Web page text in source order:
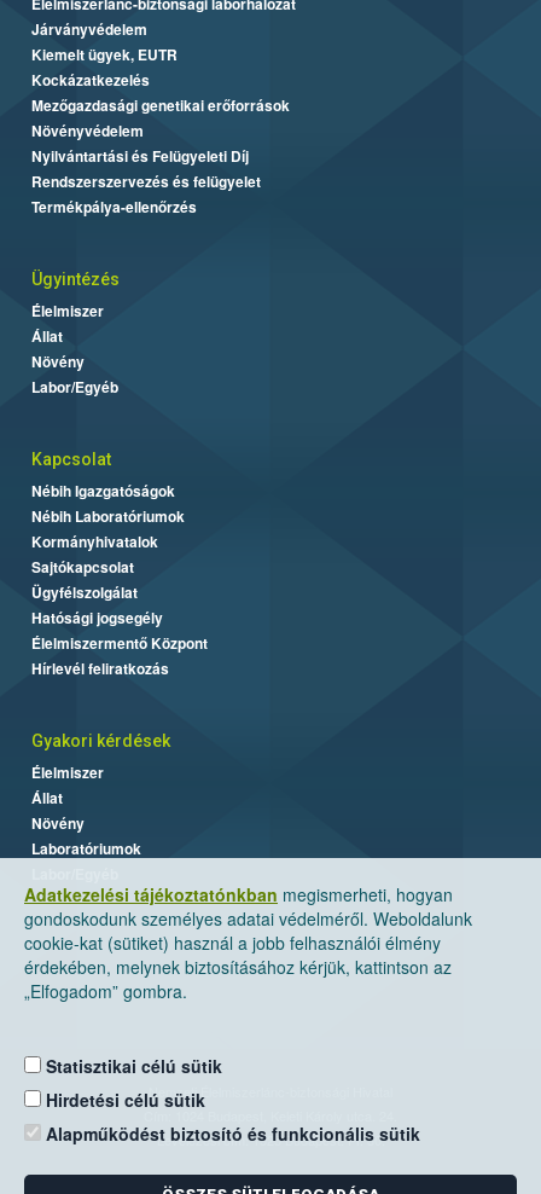
Adatkezelési tájékoztatónkban megismerheti, hogyan
gondoskodunk személyes adatai védelméről. Weboldalunk
cookie-kat (sütiket) használ a jobb felhasználói élmény
érdekében, melynek biztosításához kérjük, kattintson az
„Elfogadom” gombra.
Statisztikai célú sütik
Hirdetési célú sütik
Alapműködést biztosító és funkcionális sütik
Járványvédelem
Kiemelt ügyek, EUTR
Kockázatkezelés
Mezőgazdasági genetikai erőforrások
Növényvédelem
Nyilvántartási és Felügyeleti Díj
Rendszerszervezés és felügyelet
Termékpálya-ellenőrzés
Ügyintézés
Élelmiszer
Állat
Növény
Labor/Egyéb
Kapcsolat
Nébih Igazgatóságok
Nébih Laboratóriumok
Kormányhivatalok
Sajtókapcsolat
Ügyfélszolgálat
Hatósági jogsegély
Élelmiszermentő Központ
Hírlevél feliratkozás
Gyakori kérdések
Élelmiszer
Állat
Növény
Laboratóriumok
Nemzeti Élelmiszerlánc-biztonsági Hivatal
Levelezési cím: 1525 Budapest. Pf. 30.